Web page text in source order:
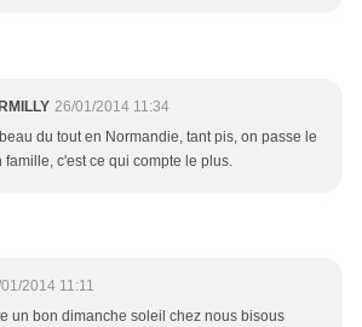
26/01/2014 11:34
beau du tout en Normandie, tant pis, on passe le
famille, c'est ce qui compte le plus.
2014 11:11
un bon dimanche soleil chez nous bisous